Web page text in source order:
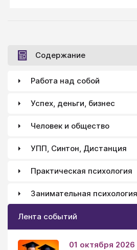
вход весь инструментарий, от
жалобы до инструкций.
Содержание
Работа над собой
Успех, деньги, бизнес
Человек и общество
УПП, Синтон, Дистанция
Практическая психология
Занимательная психология
Лента событий
01 октября 2026